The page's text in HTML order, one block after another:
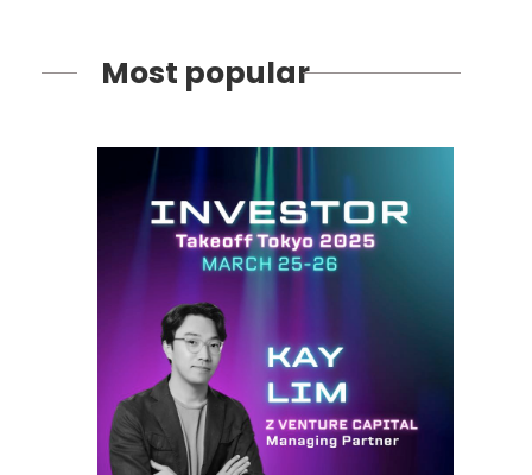
Most popular